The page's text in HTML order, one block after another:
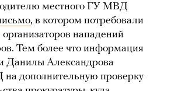
местного ГУ МВД
, в котором потребовали
организаторов нападений
Тем более что информация
Данилы Александрова
дополнительную проверку